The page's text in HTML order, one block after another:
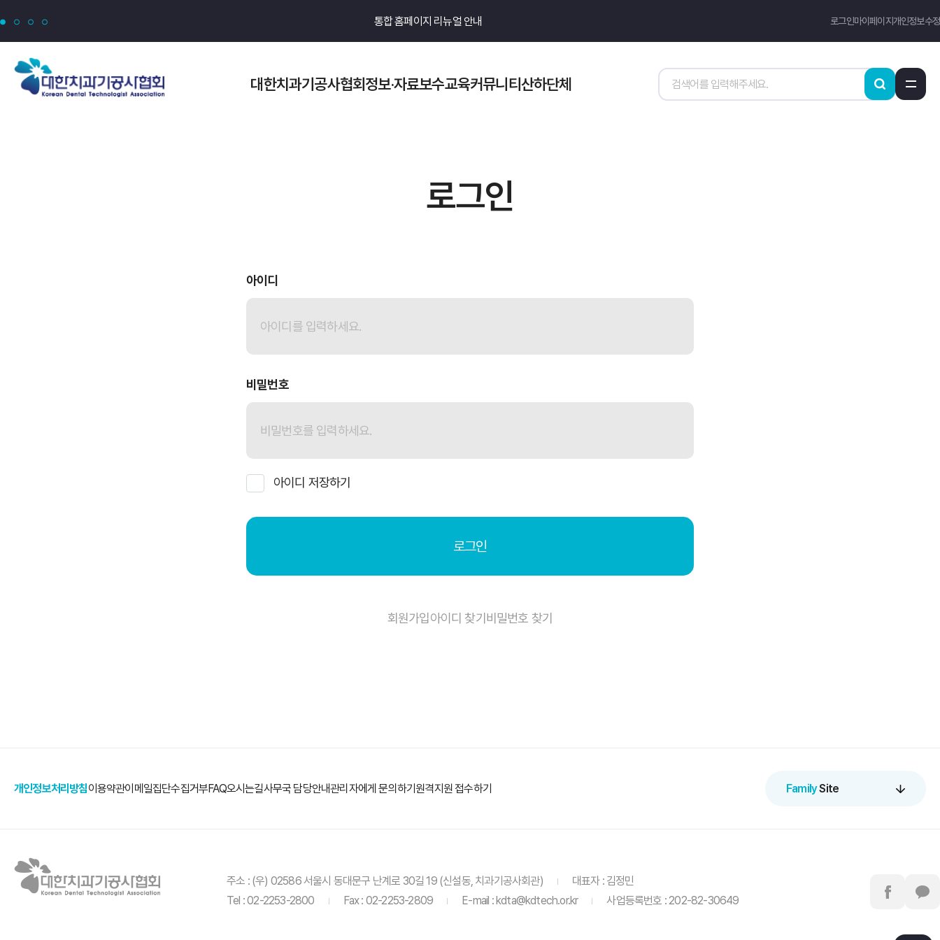
통합 홈페이지 리뉴얼 안내 로그인마이페이지개인정보수정
대한치과기공사협회정보·자료보수교육커뮤니티산하단체
검색
모바일 메뉴보기
로그인
아이디
비밀번호
아이디 저장하기
로그인
회원가입아이디 찾기 비밀번호 찾기
개인정보처리방침이용약관이메일집단수집거부FAQ오시는길사무국 담당안내관리자에게 문의하기원격지원 접수하기 FamilySite
주소 : (우) 02586 서울시 동대문구 난계로 30길 19 (신설동, 치과기공사회관)
대표자 : 김정민
Tel : 02-2253-2800
Fax : 02-2253-2809 E-mail : kdta@kdtech.or.kr 사업등록번호 : 202-82-30649
페이스북바로가기카카오톡바로가기